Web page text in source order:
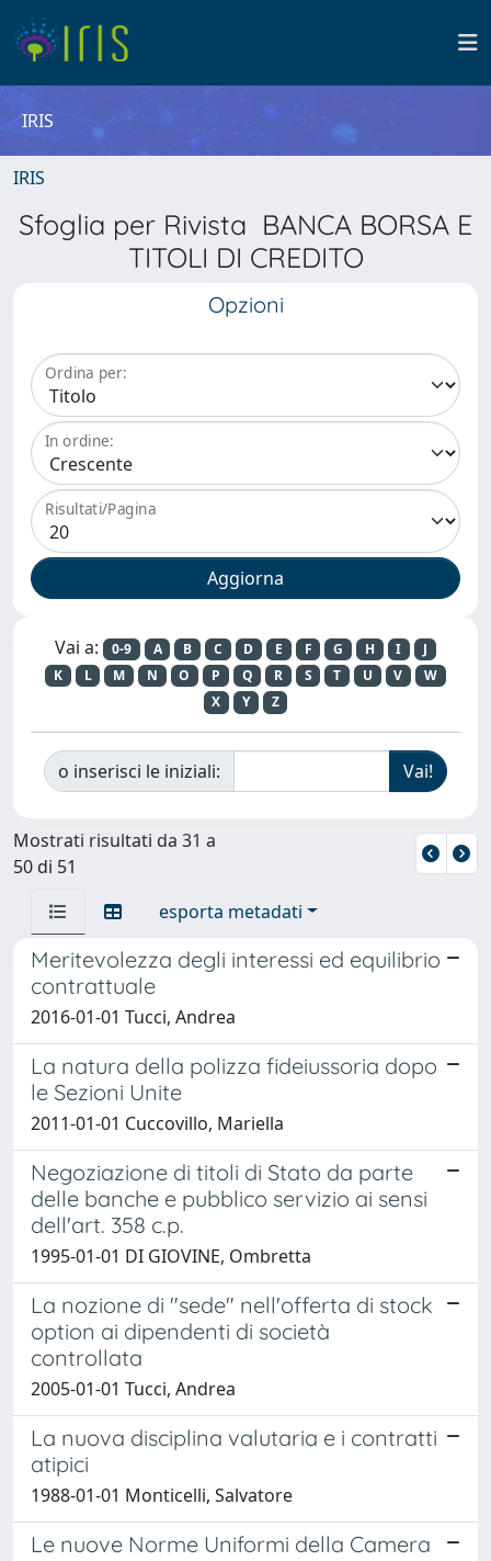
IRIS
IRIS
Sfoglia per Rivista BANCA BORSA E
TITOLI DI CREDITO
Opzioni
Ordina per:
In ordine:
Risultati/Pagina
Vai a: 0-9 A B C D E F G H I
J
K
L M N O P Q R S T U V
W
X
Y Z
o inserisci le iniziali:
Mostrati risultati da 31 a
50 di 51
esporta metadati
Meritevolezza degli interessi ed equilibrio
contrattuale
2016-01-01 Tucci, Andrea
La natura della polizza fideiussoria dopo
le Sezioni Unite
2011-01-01 Cuccovillo, Mariella
Negoziazione di titoli di Stato da parte
delle banche e pubblico servizio ai sensi
dell'art. 358 c.p.
1995-01-01 DI GIOVINE, Ombretta
La nozione di "sede" nell'offerta di stock
option ai dipendenti di società
controllata
2005-01-01 Tucci, Andrea
La nuova disciplina valutaria e i contratti
atipici
1988-01-01 Monticelli, Salvatore
Le nuove Norme Uniformi della Camera